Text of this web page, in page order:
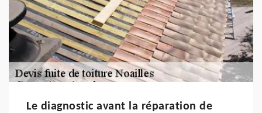
Le diagnostic avant la réparation de